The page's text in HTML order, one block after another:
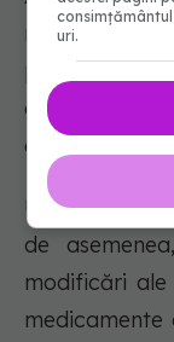
mai mult
posibil să
este tratată.
Un
de
modificări
uri.